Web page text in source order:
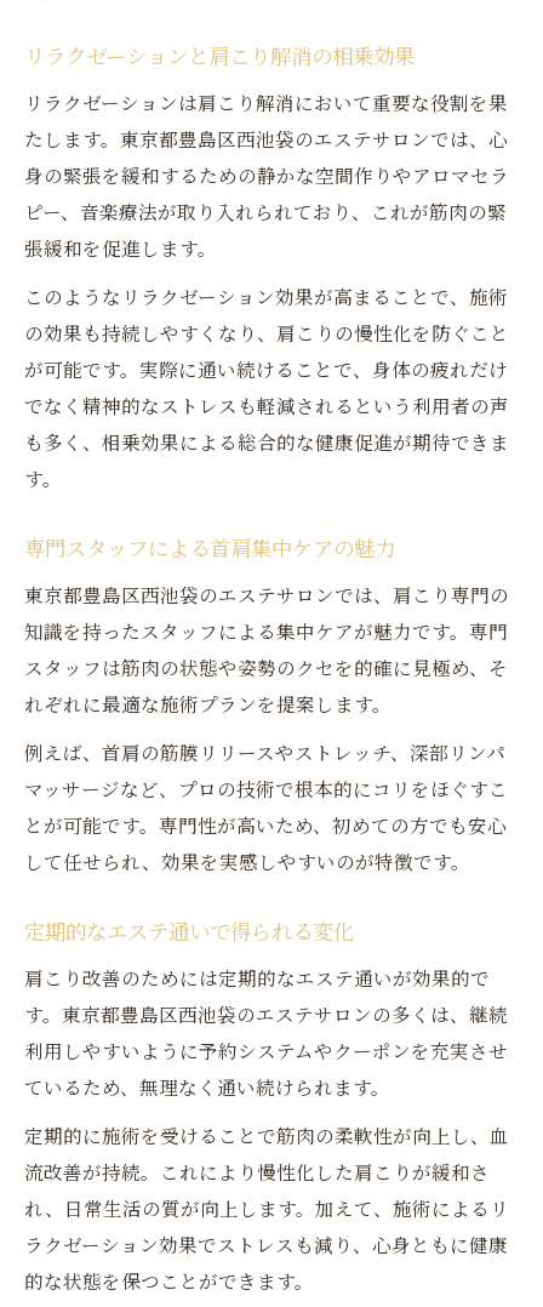
リラクゼーションと肩こり解消の相乗効果
リラクゼーションは肩こり解消において重要な役割を果
たします。東京都豊島区西池袋のエステサロンでは、心
身の緊張を緩和するための静かな空間作りやアロマセラ
ピー、音楽療法が取り入れられており、これが筋肉の緊
張緩和を促進します。
このようなリラクゼーション効果が高まることで、施術
の効果も持続しやすくなり、肩こりの慢性化を防ぐこと
が可能です。実際に通い続けることで、身体の疲れだけ
でなく精神的なストレスも軽減されるという利用者の声
も多く、相乗効果による総合的な健康促進が期待できま
す。
専門スタッフによる首肩集中ケアの魅力
東京都豊島区西池袋のエステサロンでは、肩こり専門の
知識を持ったスタッフによる集中ケアが魅力です。専門
スタッフは筋肉の状態や姿勢のクセを的確に見極め、そ
れぞれに最適な施術プランを提案します。
例えば、首肩の筋膜リリースやストレッチ、深部リンパ
マッサージなど、プロの技術で根本的にコリをほぐすこ
とが可能です。専門性が高いため、初めての方でも安心
して任せられ、効果を実感しやすいのが特徴です。
定期的なエステ通いで得られる変化
肩こり改善のためには定期的なエステ通いが効果的で
す。東京都豊島区西池袋のエステサロンの多くは、継続
利用しやすいように予約システムやクーポンを充実させ
ているため、無理なく通い続けられます。
定期的に施術を受けることで筋肉の柔軟性が向上し、血
流改善が持続。これにより慢性化した肩こりが緩和さ
れ、日常生活の質が向上します。加えて、施術によるリ
ラクゼーション効果でストレスも減り、心身ともに健康
的な状態を保つことができます。